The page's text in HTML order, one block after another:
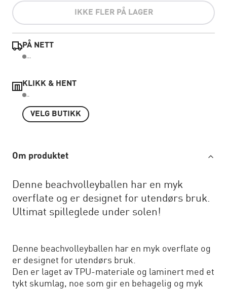
IKKE FLER PÅ LAGER
PÅ NETT
...
KLIKK & HENT
..
VELG BUTIKK
Om produktet
Denne beachvolleyballen har en myk
overflate og er designet for utendørs bruk.
Ultimat spilleglede under solen!
Denne beachvolleyballen har en myk overflate og
er designet for utendørs bruk.
Den er laget av TPU-materiale og laminert med et
tykt skumlag, noe som gir en behagelig og myk